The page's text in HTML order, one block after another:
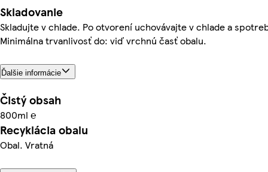
Skladovanie
Skladujte v chlade. Po otvorení uchovávajte v chlade a
Minimálna trvanlivosť do: viď vrchnú časť obalu.
Ďalšie informácie
Čistý obsah
800ml ℮
Recyklácia obalu
Obal. Vratná